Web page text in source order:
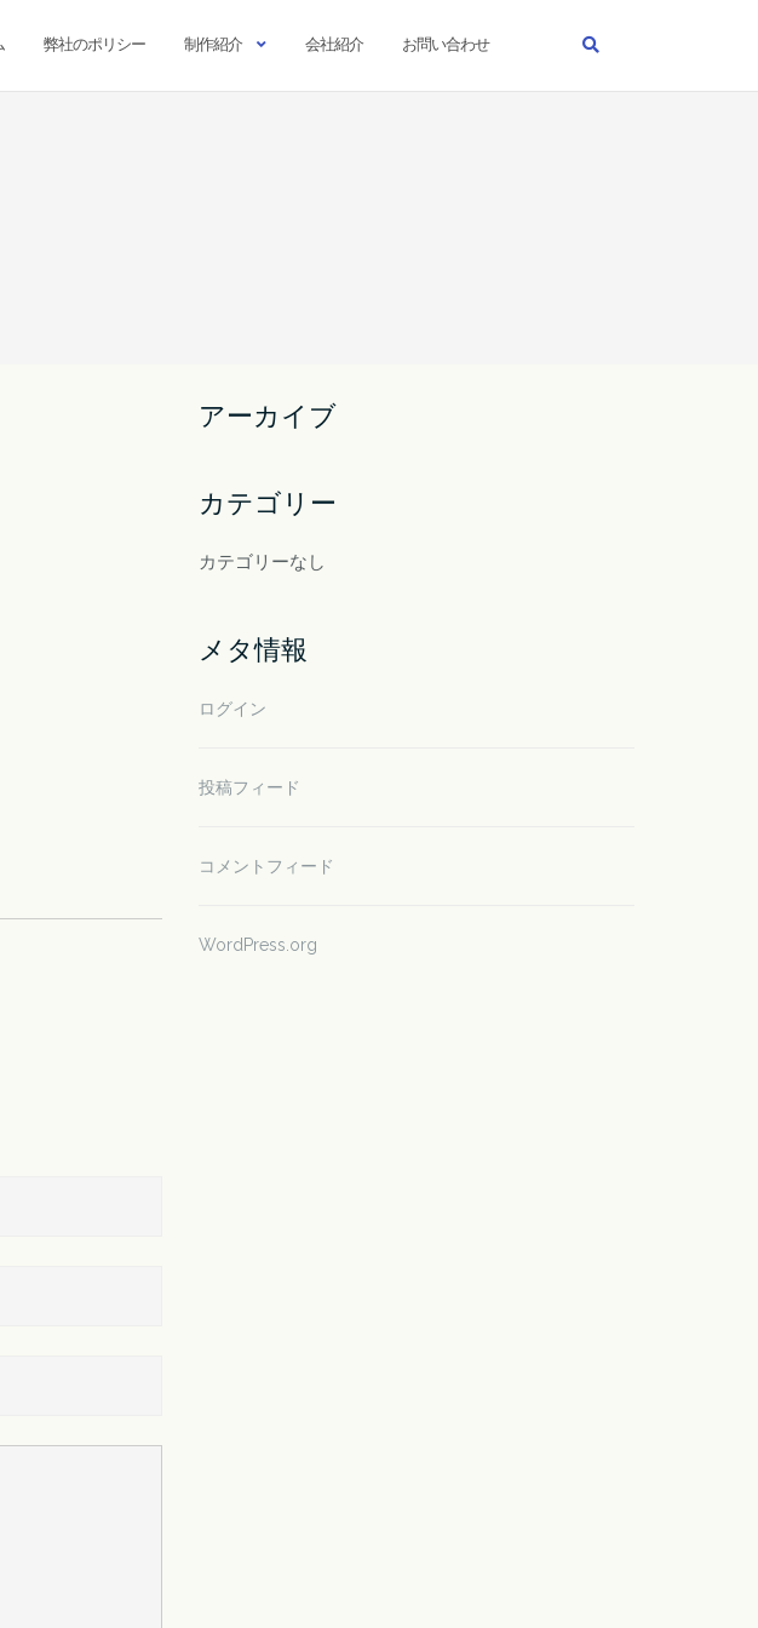
弊社のポリシー 制作紹介 会社紹介 お問い合わせ
アーカイブ
カテゴリー
カテゴリーなし
メタ情報
ログイン
投稿フィード
コメントフィード
WordPress.org